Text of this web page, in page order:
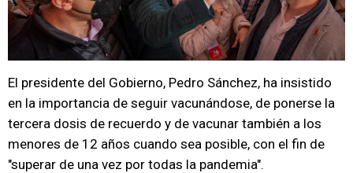
El presidente del Gobierno, Pedro Sánchez, ha insistido
en la importancia de seguir vacunándose, de ponerse la
tercera dosis de recuerdo y de vacunar también a los
menores de 12 años cuando sea posible, con el fin de
"superar de una vez por todas la pandemia".